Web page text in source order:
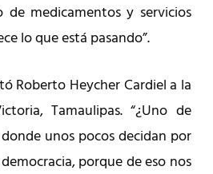
de medicamentos y servicios
lo que está pasando”.
Roberto Heycher Cardiel a la
Tamaulipas. “¿Uno de
unos pocos decidan por
porque de eso nos